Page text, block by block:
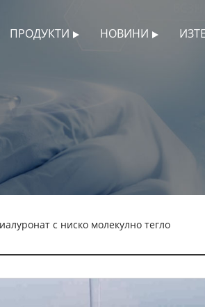
ПРОДУКТИ НОВИНИ
с ниско молекулно тегло